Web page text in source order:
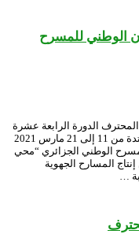
الوطني للمسرح
الدورة الرابعة عشرة
من هذا الحدث المسرحي الكبير، خلال الفترة الممتدة من 11 إلى 21 مارس 2021
الوطني الجزائري “محي
مسرحيات من إنتاج المسارح الجهوية
…